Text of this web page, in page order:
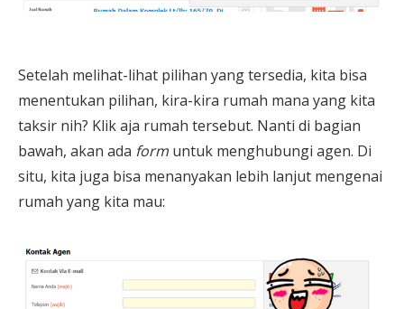
Setelah melihat-lihat pilihan yang tersedia, kita bisa
menentukan pilihan, kira-kira rumah mana yang kita
taksir nih? Klik aja rumah tersebut. Nanti di bagian
bawah, akan ada form untuk menghubungi agen. Di
situ, kita juga bisa menanyakan lebih lanjut mengenai
rumah yang kita mau: